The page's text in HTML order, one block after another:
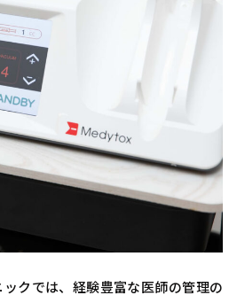
クでは、経験豊富な医師の管理の